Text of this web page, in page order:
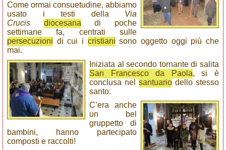
Come ormai consuetudine, abbiamo
usato i testi della Via
Crucis
diocesana di poche
settimane fa, centrati sulle
persecuzioni di cui i cristiani sono oggetto oggi più che
mai.
Iniziata al secondo tornante di salita
San Francesco da Paola, si è
conclusa nel santuario dello stesso
santo.
C’era anche
un bel
gruppetto di
bambini, hanno partecipato
composti e raccolti!